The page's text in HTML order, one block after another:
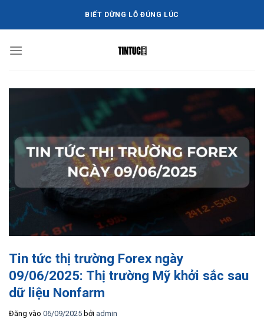
dung
BIẾT DỪNG LỖ ĐÚNG LÚC
Tin tức thị trường Forex ngày
09/06/2025: Thị trường Mỹ khởi sắc sau
dữ liệu Nonfarm
Đăng vào 06/09/2025 bởi admin